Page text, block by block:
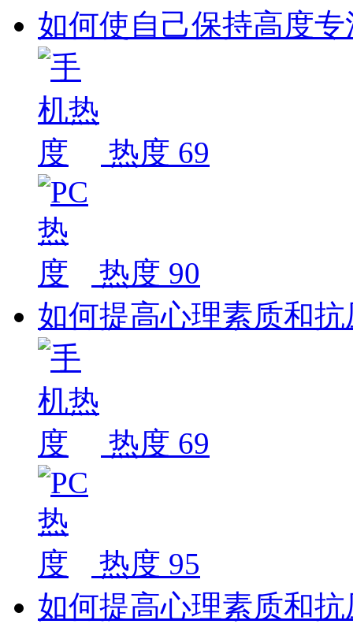
如何使自己保持高度
热度 69
热度 90
如何提高心理素质和
热度 69
热度 95
如何提高心理素质和